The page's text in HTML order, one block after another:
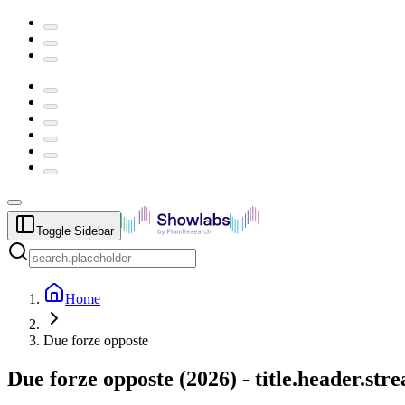
Toggle Sidebar
Home
Due forze opposte
Due forze opposte (2026) -